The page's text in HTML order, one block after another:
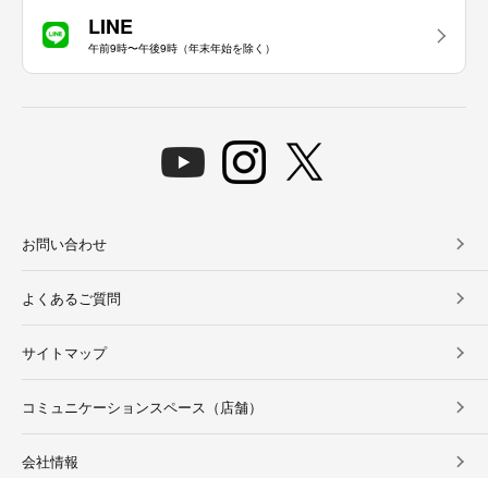
LINE
午前9時〜午後9時（年末年始を除く）
お問い合わせ
よくあるご質問
サイトマップ
コミュニケーションスペース（店舗）
会社情報